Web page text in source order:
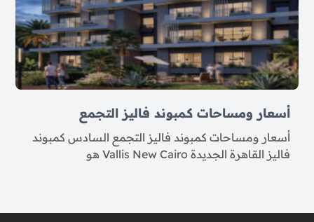
أسعار ومساحات كمبوند فاليز التجمع
أسعار ومساحات كمبوند فاليز التجمع السادس كمبوند
فاليز القاهرة الجديدة Vallis New Cairo هو